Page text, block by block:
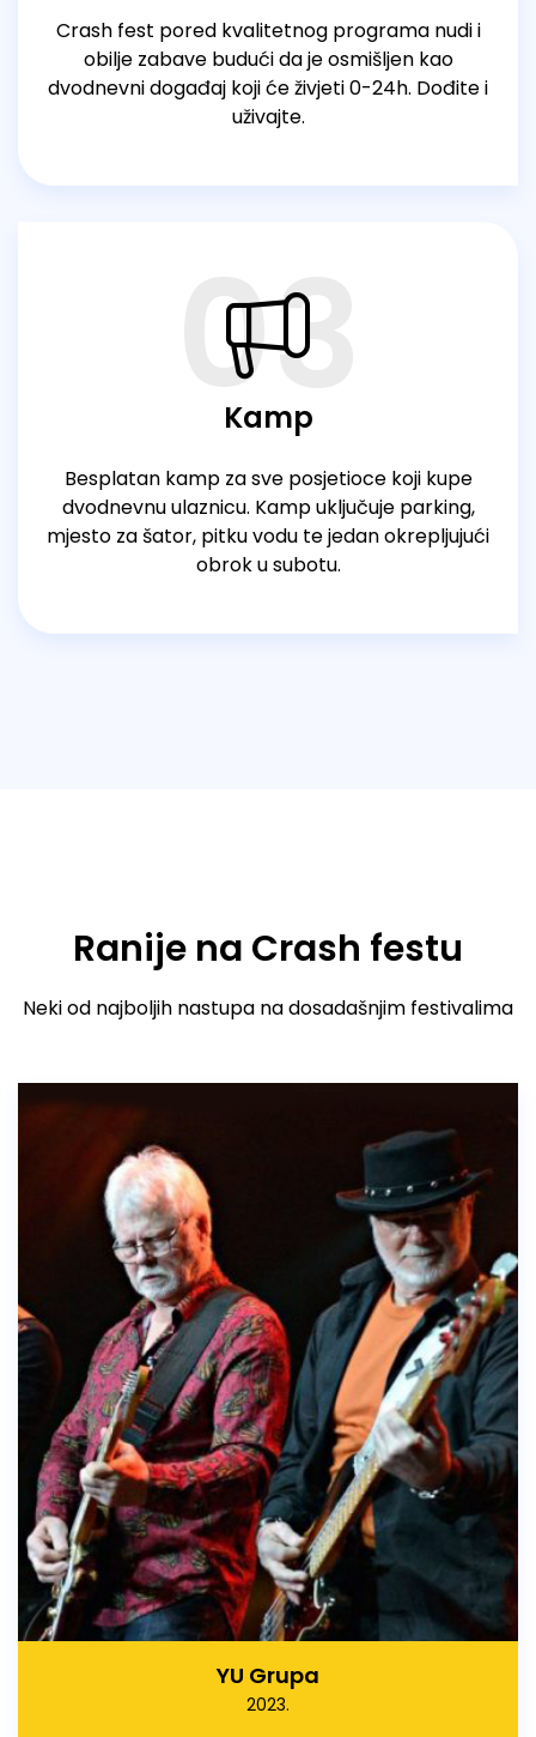
Crash fest pored kvalitetnog programa nudi i
obilje zabave budući da je osmišljen kao
dvodnevni događaj koji će živjeti 0-24h. Dođite i
uživajte.
03
Kamp
Besplatan kamp za sve posjetioce koji kupe
dvodnevnu ulaznicu. Kamp uključuje parking,
mjesto za šator, pitku vodu te jedan okrepljujući
obrok u subotu.
Ranije na Crash festu
Neki od najboljih nastupa na dosadašnjim festivalima
YU Grupa
2023.